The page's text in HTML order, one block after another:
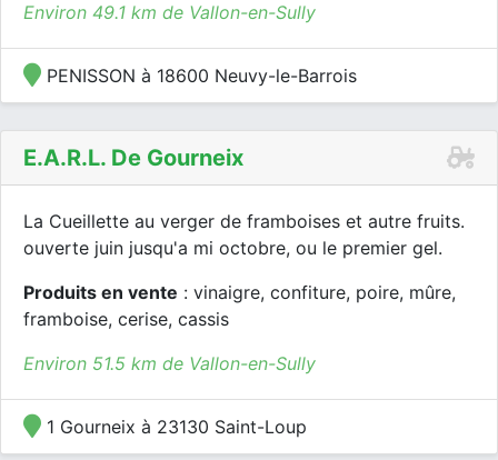
Environ 49.1 km de Vallon-en-Sully
PENISSON à 18600 Neuvy-le-Barrois
E.a.r.l. De Gourneix
La Cueillette au verger de framboises et autre fruits.
ouverte juin jusqu'a mi octobre, ou le premier gel.
Produits en vente : vinaigre, confiture, poire, mûre,
framboise, cerise, cassis
Environ 51.5 km de Vallon-en-Sully
1 Gourneix à 23130 Saint-Loup